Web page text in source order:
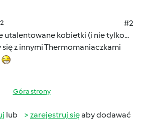
#2
utalentowane kobietki (i nie tylko...
z innymi Thermomaniaczkami
Góra strony
lub zarejestruj sięaby dodawać